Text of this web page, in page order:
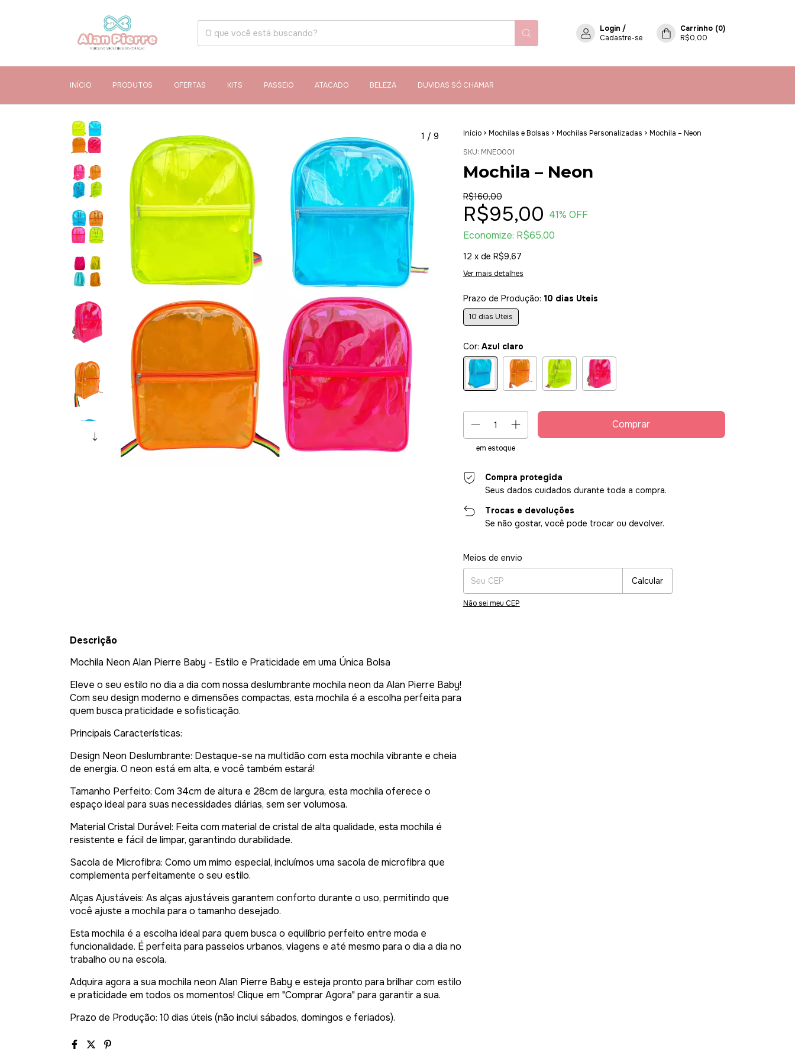
Login /
Cadastre-se
Carrinho (0)
R$0,00
INÍCIO PRODUTOS OFERTAS KITS PASSEIO ATACADO BELEZA DUVIDAS SÓ CHAMAR
1 / 9 Início > Mochilas e Bolsas > Mochilas Personalizadas > Mochila – Neon
SKU: MNEO001
Mochila – Neon
R$160,00
R$95,00 41% OFF
Economize: R$65,00
12 x de R$9,67
Ver mais detalhes
Prazo de Produção: 10 dias Uteis
10 dias Uteis
Cor: Azul claro
em estoque
Compra protegida
Seus dados cuidados durante toda a compra.
Trocas e devoluções
Se não gostar, você pode trocar ou devolver.
Entregas para o CEP:
Meios de envio
Calcular
Não sei meu CEP
Descrição
Mochila Neon Alan Pierre Baby - Estilo e Praticidade em uma Única Bolsa
Eleve o seu estilo no dia a dia com nossa deslumbrante mochila neon da Alan Pierre Baby!
Com seu design moderno e dimensões compactas, esta mochila é a escolha perfeita para
quem busca praticidade e sofisticação.
Principais Características:
Design Neon Deslumbrante: Destaque-se na multidão com esta mochila vibrante e cheia
de energia. O neon está em alta, e você também estará!
Tamanho Perfeito: Com 34cm de altura e 28cm de largura, esta mochila oferece o
espaço ideal para suas necessidades diárias, sem ser volumosa.
Material Cristal Durável: Feita com material de cristal de alta qualidade, esta mochila é
resistente e fácil de limpar, garantindo durabilidade.
Sacola de Microfibra: Como um mimo especial, incluímos uma sacola de microfibra que
complementa perfeitamente o seu estilo.
Alças Ajustáveis: As alças ajustáveis garantem conforto durante o uso, permitindo que
você ajuste a mochila para o tamanho desejado.
Esta mochila é a escolha ideal para quem busca o equilíbrio perfeito entre moda e
funcionalidade. É perfeita para passeios urbanos, viagens e até mesmo para o dia a dia no
trabalho ou na escola.
Adquira agora a sua mochila neon Alan Pierre Baby e esteja pronto para brilhar com estilo
e praticidade em todos os momentos! Clique em "Comprar Agora" para garantir a sua.
Prazo de Produção: 10 dias úteis (não inclui sábados, domingos e feriados).